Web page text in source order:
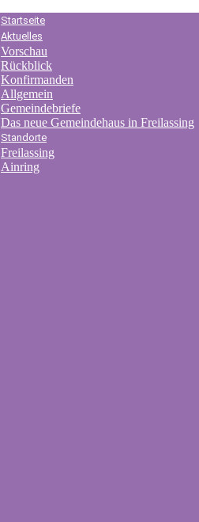
Startseite
Aktuelles
Vorschau
Rückblick
Konfirmanden
Allgemein
Gemeindebriefe
Das neue Gemeindehaus in Freilassing
Standorte
Freilassing
Ainring